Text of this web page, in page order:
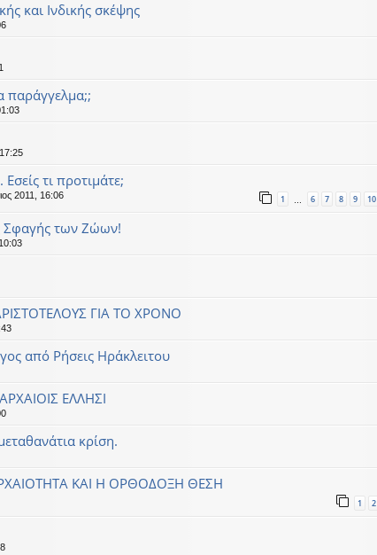
και Ινδικής σκέψης
παράγγελμα;;
τι προτιμάτε;
2011, 16:06 1 … 6 7 8 9 10
Σφαγής των Ζώων!
ΓΙΑ ΤΟ ΧΡΟΝΟ
από Ρήσεις Ηράκλειτου
ΕΛΛΗΣΙ
κρίση.
ΚΑΙ Η ΟΡΘΟΔΟΞΗ ΘΕΣΗ
1 2